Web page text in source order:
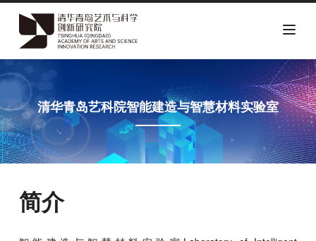
跳
转
到
主
要
内
容
清华青岛艺科院智能建造与智慧材料实验室
简介